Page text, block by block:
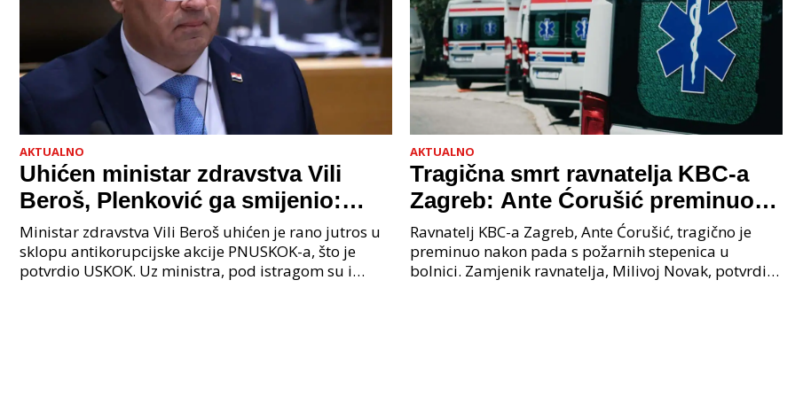
AKTUALNO
Uhićen ministar zdravstva Vili
Beroš, Plenković ga smijenio:
Istraga USKOK-a zbog korupcije
Ministar zdravstva Vili Beroš uhićen je rano jutros u
sklopu antikorupcijske akcije PNUSKOK-a, što je
potvrdio USKOK. Uz ministra, pod istragom su i
AKTUALNO
Tragična smrt ravnatelja KBC-a
Zagreb: Ante Ćorušić preminuo
nakon pada u bolnici, policija na
mjestu događaja
Ravnatelj KBC-a Zagreb, Ante Ćorušić, tragično je
preminuo nakon pada s požarnih stepenica u
bolnici. Zamjenik ravnatelja, Milivoj Novak, potvrdio